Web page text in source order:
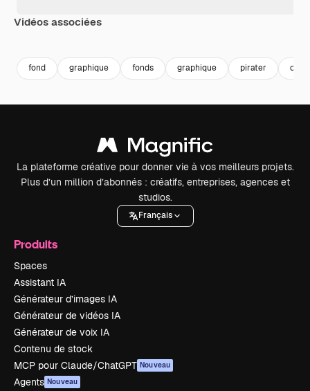
Vidéos associées
fond graphique fonds graphique pirater
La plateforme créative pour donner vie à vos meilleurs projets.
Plus d’un million d’abonnés : créatifs, entreprises, agences et
studios.
Français
Produits
Spaces
Assistant IA
Générateur d’images IA
Générateur de vidéos IA
Générateur de voix IA
Contenu de stock
MCP pour Claude/ChatGPT Nouveau
Agents Nouveau